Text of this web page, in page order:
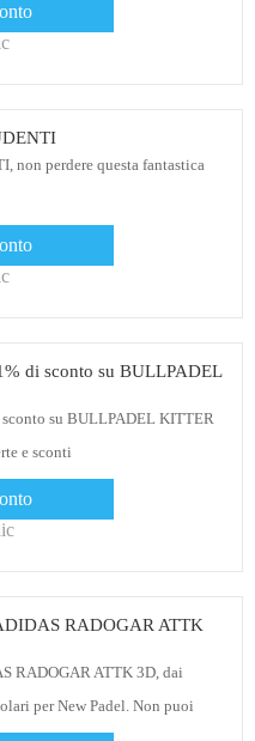
non perdere questa fantastica
di sconto su BULLPADEL
su BULLPADEL KITTER
e sconti
RADOGAR ATTK
RADOGAR ATTK 3D, dai
per New Padel. Non puoi